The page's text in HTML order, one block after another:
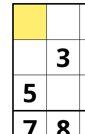
3
5